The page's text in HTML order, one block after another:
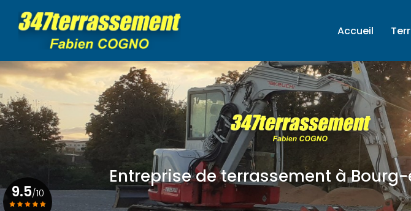
contenu
Accueil
Entreprise de terrassement à
9.5/10